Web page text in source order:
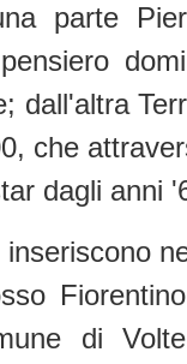
parte
dall'altra
che
dagli anni
di